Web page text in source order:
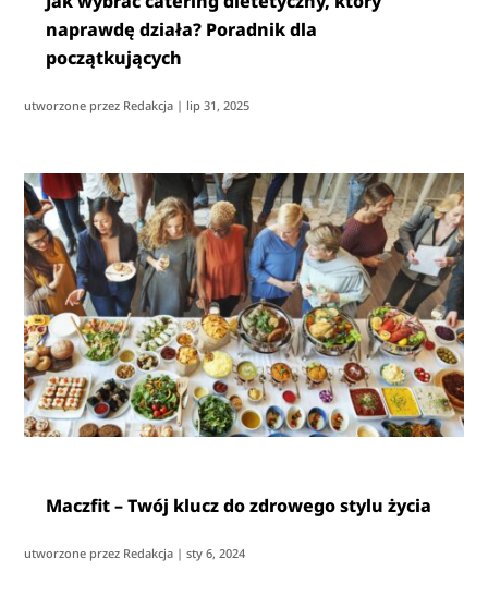
naprawdę działa? Poradnik dla
początkujących
utworzone przez Redakcja | lip 31, 2025
Maczfit – Twój klucz do zdrowego stylu życia
utworzone przez Redakcja |sty 6, 2024